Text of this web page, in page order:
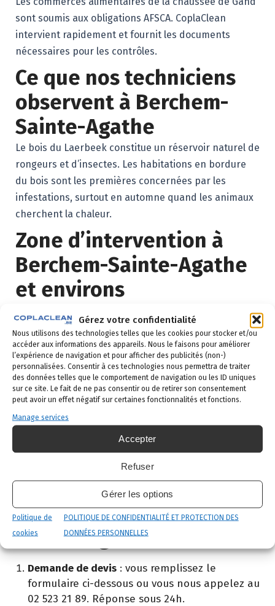
Gérez votre confidentialité
Nous utilisons des technologies telles que les cookies pour stocker et/ou
accéder aux informations des appareils. Nous le faisons pour améliorer
l’expérience de navigation et pour afficher des publicités (non-)
personnalisées. Consentir à ces technologies nous permettra de traiter
des données telles que le comportement de navigation ou les ID uniques
sur ce site. Le fait de ne pas consentir ou de retirer son consentement
peut avoir un effet négatif sur certaines fonctionnalités et fonctions.
Manage services
Accepter
Refuser
Gérer les options
Politique de
cookies
POLITIQUE DE CONFIDENTIALITÉ ET PROTECTION DES
DONNÉES PERSONNELLES
sont soumis aux obligations AFSCA. CoplaClean
intervient rapidement et fournit les documents
nécessaires pour les contrôles.
Ce que nos techniciens
observent à Berchem-
Sainte-Agathe
Le bois du Laerbeek constitue un réservoir naturel de
rongeurs et d’insectes. Les habitations en bordure
du bois sont les premières concernées par les
infestations, surtout en automne quand les animaux
cherchent la chaleur.
Zone d’intervention à
Berchem-Sainte-Agathe
et environs
Berchem-Sainte-Agathe (code postal
) ainsi
que dans toutes les communes bruxelloises
limitrophes :
Quartiers de Berchem-Sainte-Agathe:
Cureghem, Scheut, Neerpede, Moortebeek,
Le Peterbos
Communes limitrophes:Molenbeek-Saint-
Bruxelles-Ville,Saint-Gilles
Comment se déroule une
intervention à Berchem-
Sainte-Agathe ?
Demande de devis : vous remplissez le
formulaire ci-dessous ou vous nous appelez au
02 523 21 89. Réponse sous 24h.